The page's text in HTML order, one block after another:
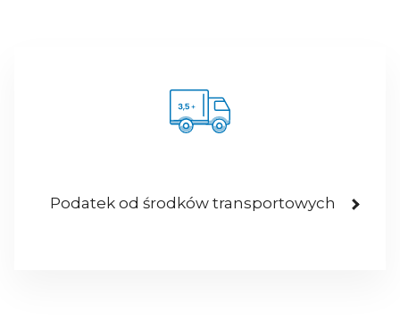
Podatek od środków transportowych